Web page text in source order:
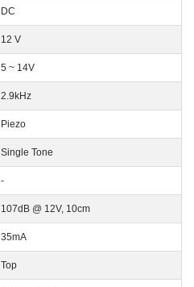
DC
12 V
5 ~ 14V
2.9kHz
Piezo
Single Tone
-
107dB @ 12V, 10cm
35mA
Top